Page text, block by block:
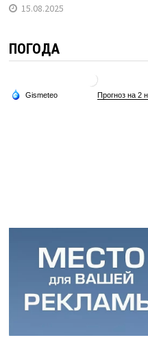
15.08.2025
ПОГОДА